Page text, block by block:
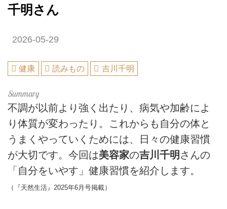
千明さん
2026-05-29
健康 読みもの 吉川千明
不調が以前より強く出たり、病気や加齢によ
り体質が変わったり。これからも自分の体と
うまくやっていくためには、日々の健康習慣
が大切です。今回は美容家の吉川千明 さんの
「自分をいやす」健康習慣を紹介します。
（『天然生活』2025年6月号掲載）